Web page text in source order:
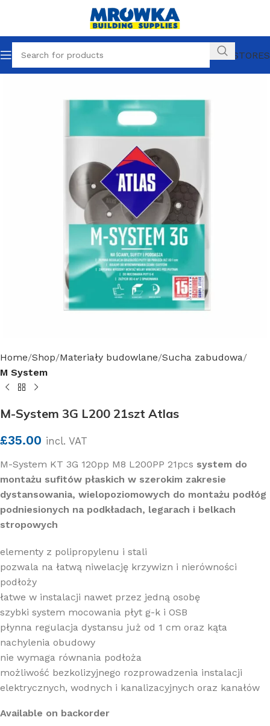
OUR STORES
Home Shop Materiały budowlane Sucha zabudowa
M System
M-System 3G L200 21szt Atlas
£35.00 incl. VAT
M-System KT 3G 120pp M8 L200PP 21pcs system do
montażu sufitów płaskich w szerokim zakresie
dystansowania, wielopoziomowych do montażu podłóg
podniesionych na podkładach, legarach i belkach
stropowych
elementy z polipropylenu i stali
pozwala na łatwą niwelację krzywizn i nierówności
podłoży
łatwe w instalacji nawet przez jedną osobę
szybki system mocowania płyt g-k i OSB
płynna regulacja dystansu już od 1 cm oraz kąta
nachylenia obudowy
nie wymaga równania podłoża
możliwość bezkolizyjnego rozprowadzenia instalacji
elektrycznych, wodnych i kanalizacyjnych oraz kanałów
Available on backorder